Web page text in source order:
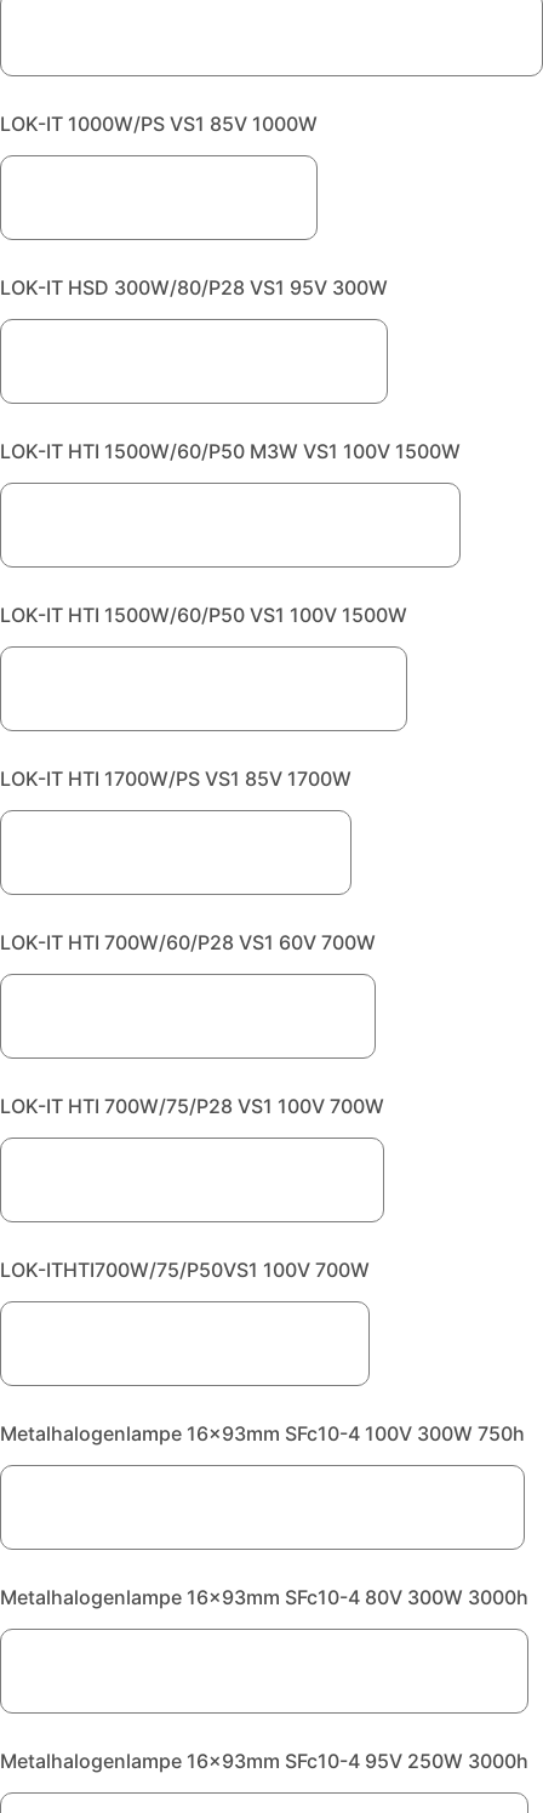
LOK-IT 1000W/PS VS1 85V 1000W
LOK-IT HSD 300W/80/P28 VS1 95V 300W
LOK-IT HTI 1500W/60/P50 M3W VS1 100V 1500W
LOK-IT HTI 1500W/60/P50 VS1 100V 1500W
LOK-IT HTI 1700W/PS VS1 85V 1700W
LOK-IT HTI 700W/60/P28 VS1 60V 700W
LOK-IT HTI 700W/75/P28 VS1 100V 700W
LOK-ITHTI700W/75/P50VS1 100V 700W
Metalhalogenlampe 16x93mm SFc10-4 100V 300W 750h
Metalhalogenlampe 16x93mm SFc10-4 80V 300W 3000h
Metalhalogenlampe 16x93mm SFc10-4 95V 250W 3000h